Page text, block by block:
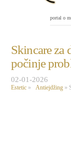
portal o
Skincare za
počinje
02-01-2026
Estetic » Antiejdžing »